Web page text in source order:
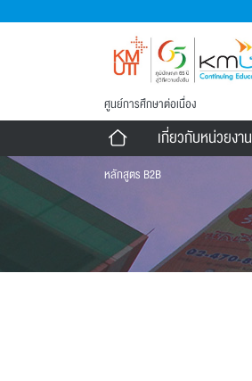
ศูนย์การศึกษาต่อเนื่อง
เกี่ยวกับหน่วยงาน
หลักสูตร B2B